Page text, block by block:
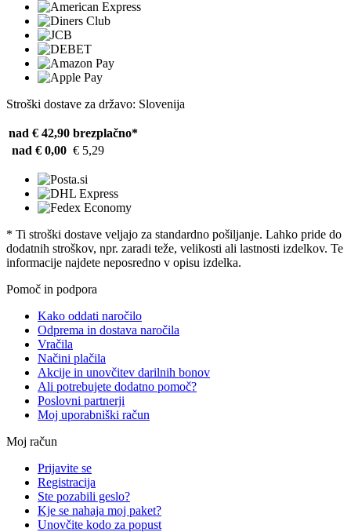
Stroški dostave za državo: Slovenija
nad € 42,90 brezplačno*
nad € 0,00 € 5,29
* Ti stroški dostave veljajo za standardno pošiljanje. Lahko pride do
dodatnih stroškov, npr. zaradi teže, velikosti ali lastnosti izdelkov. Te
informacije najdete neposredno v opisu izdelka.
Pomoč in podpora
Kako oddati naročilo
Odprema in dostava naročila
Vračila
Načini plačila
Akcije in unovčitev darilnih bonov
Ali potrebujete dodatno pomoč?
Poslovni partnerji
Moj uporabniški račun
Moj račun
Prijavite se
Registracija
Ste pozabili geslo?
Kje se nahaja moj paket?
Unovčite kodo za popust